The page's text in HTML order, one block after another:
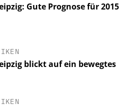
Gute Prognose für 2015
blickt auf ein bewegtes